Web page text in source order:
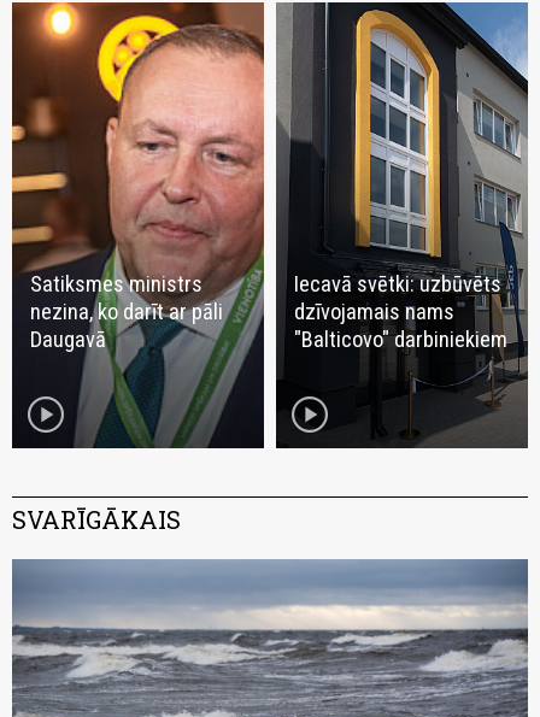
Satiksmes ministrs
nezina, ko darīt ar pāli
Daugavā
play_circle
Iecavā svētki: uzbūvēts
dzīvojamais nams
"Balticovo" darbiniekiem
play_circle
SVARĪGĀKAIS